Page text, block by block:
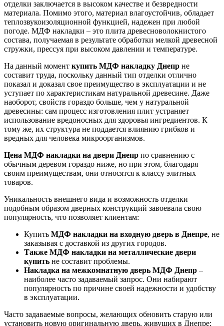
отделки заключается в высоком качестве и безвредности
материала. Помимо этого, материал влагоустойчив, обладает
теплозвукоизоляционной функцией, надежен при любой
погоде. МДФ накладки – это плита древесноволокнистого
состава, получаемая в результате обработки мелкой древесной
стружки, прессуя при высоком давлении и температуре.
На данный момент купить МДФ накладку Днепр не
составит труда, поскольку данный тип отделки отлично
показал и доказал свое преимущество в эксплуатации и не
уступает по характеристикам натуральной древесине. Даже
наоборот, свойств гораздо больше, чем у натуральной
древесины: сам процесс изготовления плит устраняет
использование вредоносных для здоровья ингредиентов. К
тому же, их структура не поддается влиянию грибков и
вредных для человека микроорганизмов.
Цена МДФ накладки на двери Днепр по сравнению с
обычным деревом гораздо ниже, но при этом, благодаря
своим преимуществам, они относятся к классу элитных
товаров.
Уникальность внешнего вида и возможность отделки
подобным образом дверных конструкций завоевала свою
популярность, что позволяет клиентам:
Купить МДФ накладки на входную дверь в Днепре, не
заказывая с доставкой из других городов.
Также МДФ накладки на металлические двери
купить не составит проблемы.
Накладка на межкомнатную дверь МДФ Днепр –
наиболее часто задаваемый запрос. Они набирают
популярность по причине своей надежности и удобству
в эксплуатации.
Часто задаваемые вопросы, желающих обновить старую или
установить новую оригинальную дверь, живущих в Днепре: